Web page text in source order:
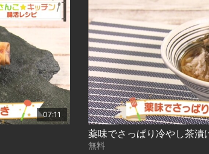
07:11
薬味でさっぱり冷やし茶
無料